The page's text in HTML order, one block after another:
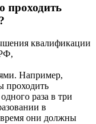
проходить
квалификации
Например,
проходить
раза в три
в
они должны